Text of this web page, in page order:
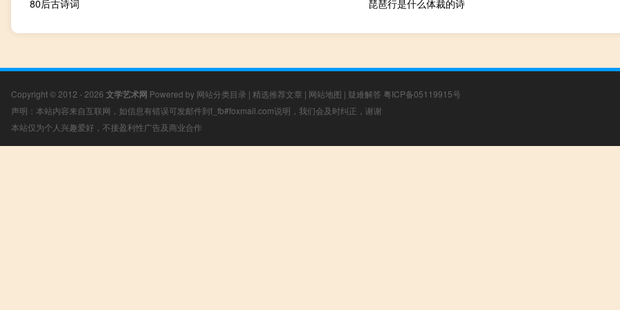
80后古诗词 琵琶行是什么体裁的诗
Copyright © 2012 - 2026 文学艺术网 Powered by 网站分类目录 | 精选推荐文章 | 网站地图 | 疑难解答 粤ICP备05119915号
声明：本站内容来自互联网，如信息有错误可发邮件到f_fb#foxmail.com说明，我们会及时纠正，谢谢
本站仅为个人兴趣爱好，不接盈利性广告及商业合作